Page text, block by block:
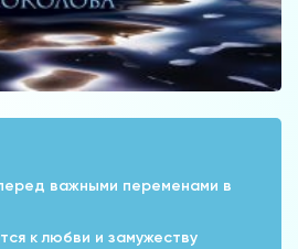
важными переменами в
к любви и замужеству